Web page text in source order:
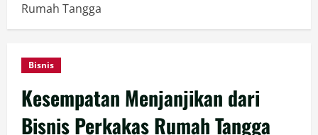
Rumah Tangga
Bisnis
Kesempatan Menjanjikan dari
Bisnis Perkakas Rumah Tangga